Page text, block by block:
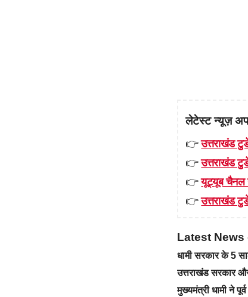
लेटेस्ट न्यूज़
👉उत्तराखंड
👉उत्तराखंड
👉यूट्यूब चैनल
👉उत्तराखंड
Latest News
धामी सरकार के 5
उत्तराखंड सरकार
मुख्यमंत्री धामी ने